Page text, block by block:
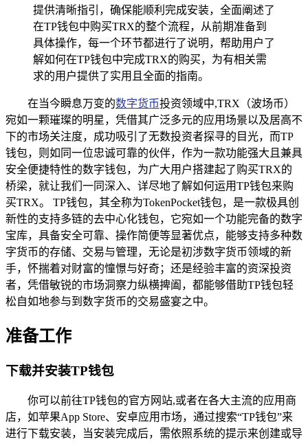
提供清晰指引，确保能顺利完成安装，全面阐述了
在TP钱包中购买TRX的整个流程，从前期准备到
具体操作，每一个环节都进行了说明，帮助用户了
解如何在TP钱包中完成TRX的购买，为有相关需
求的用户提供了实用且全面的指南。
在当今瞬息万变的数字货币投资领域中,TRX（波场币）
宛如一颗璀璨的明星，凭借其广泛多元的应用场景以及居高不
下的市场关注度，成功吸引了无数投资者探寻的目光，而TP
钱包，则如同一位忠诚可靠的伙伴，作为一款功能强大且兼具
安全便捷特性的数字钱包，为广大用户搭建起了购买TRX的
桥梁，就让我们一同深入、详尽地了解如何运用TP钱包来购
买TRX。 TP钱包，其全称为TokenPocket钱包，是一款极具创
新性的支持多链的去中心化钱包，它宛如一个功能完备的数字
宝库，具备安全可靠、操作简便等显著优点，能够支持多种数
字货币的存储、交易与管理，无论是初涉数字货币领域的新
手，怀揣着对财富的憧憬与好奇；还是经验丰富的资深投资
者，凭借敏锐的市场洞察力纵横捭阖，都能够借助TP钱包轻
松自如地参与到数字货币的交易盛宴之中。
准备工作
下载并安装TP钱包
你可以前往TP钱包的官方网站,或者在各大主流的应用商
店，如苹果App Store、安卓应用市场，通过搜索“TP钱包”来
进行下载安装，当安装完成后，需依照系统的提示来创建或导